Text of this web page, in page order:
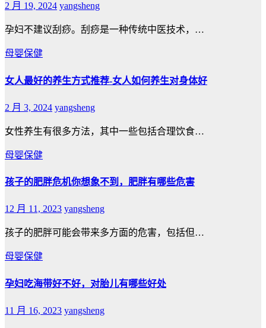
2 月 19, 2024 yangsheng
孕妇不建议刮痧。刮痧是一种传统中医技术，…
母婴保健
女人最好的养生方式推荐-女人如何养生对身体好
2 月 3, 2024 yangsheng
女性养生有很多方法，其中一些包括合理饮食…
母婴保健
孩子的肥胖危机你想象不到，肥胖有哪些危害
12 月 11, 2023 yangsheng
孩子的肥胖可能会带来多方面的危害，包括但…
母婴保健
孕妇吃海带好不好，对胎儿有哪些好处
11 月 16, 2023 yangsheng